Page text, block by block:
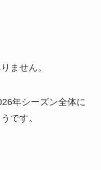
ません。
年シーズン全体に
です。